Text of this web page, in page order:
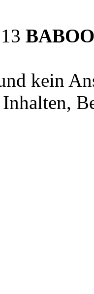
kein